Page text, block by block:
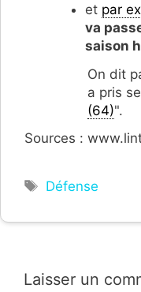
et par
va
saison
On dit
a pris
(64)".
Sources :
Étiquettes
Défense
Laisser un